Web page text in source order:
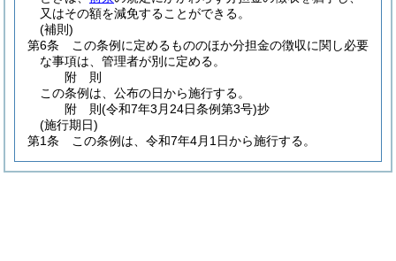
又はその額を減免することができる。
(補則)
第6条
この条例に定めるもののほか分担金の徴収に関し必要
な事項は、管理者が別に定める。
附 則
この条例は、公布の日から施行する。
附 則(令和7年3月24日条例第3号)抄
(施行期日)
第1条
この条例は、令和7年4月1日から施行する。